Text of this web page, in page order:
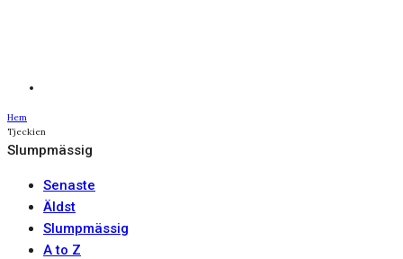
Hem
Tjeckien
Slumpmässig
Senaste
Äldst
Slumpmässig
A to Z